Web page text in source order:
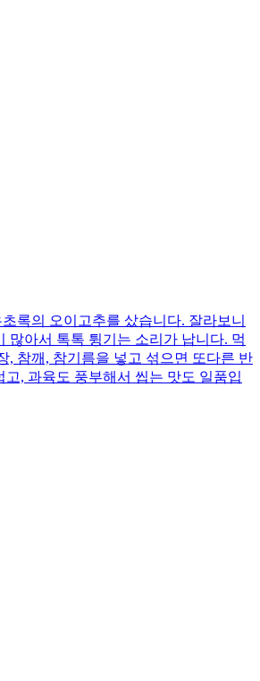
록의 오이고추를 샀습니다. 잘라보니
많아서 톡톡 튕기는 소리가 납니다. 먹
, 참깨, 참기름을 넣고 섞으면 또다른 반
고, 과육도 풍부해서 씹는 맛도 일품입